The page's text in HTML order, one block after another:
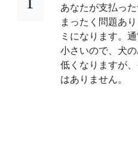
あなたが支払っ
まったく問題あ
ミになります。
小さいので、犬
低くなりますが
はありません。